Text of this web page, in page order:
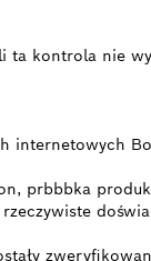
ta kontrola nie
prbbbka